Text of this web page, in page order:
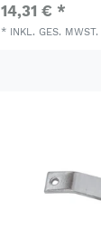
14,31 € *
* INKL. GES. MWST.